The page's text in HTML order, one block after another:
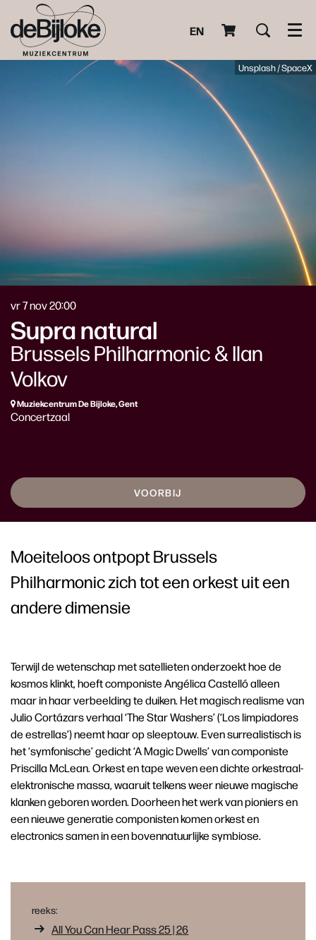
EN
Unsplash / SpaceX
Supra natural
Brussels Philharmonic & Ilan
Volkov
vr 7 nov20:00
Muziekcentrum De Bijloke, Gent
Concertzaal
VOORBIJ
Moeiteloos ontpopt Brussels
Philharmonic zich tot een orkest uit een
andere dimensie
Terwijl de wetenschap met satellieten onderzoekt hoe de
kosmos klinkt, hoeft componiste Angélica Castelló alleen
maar in haar verbeelding te duiken. Het magisch realisme van
Julio Cortázars verhaal ‘The Star Washers’ (‘Los limpiadores
de estrellas’) neemt haar op sleeptouw. Even surrealistisch is
het ‘symfonische’ gedicht ‘A Magic Dwells’ van componiste
Priscilla McLean. Orkest en tape weven een dichte orkestraal-
elektronische massa, waaruit telkens weer nieuwe magische
klanken geboren worden. Doorheen het werk van pioniers en
een nieuwe generatie componisten komen orkest en
electronics samen in een bovennatuurlijke symbiose.
reeks:
All You Can Hear Pass 25 | 26